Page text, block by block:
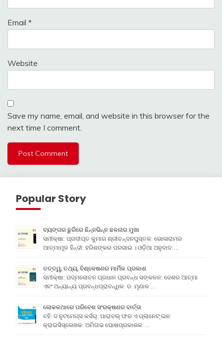
Email *
Website
Save my name, email, and website in this browser for the
next time I comment.
Popular Story
ବ୍ୟଙ୍ଗର ଛୁରିରେ ଛିନ୍ନଭିନ୍ନ ଛଳନାର ମୁଖା
ସମୀକ୍ଷା: ପ୍ରଦୀପ୍ତ କୁମାର ଶ୍ରୀଚନ୍ଦନପୁସ୍ତକ: ଭୋଳାରାମର
ଆତ୍ମାମୂଳ ହିନ୍ଦୀ: ହରିଶଙ୍କର ପରସାଇ । ଓଡ଼ିଆ ଅନୁବାଦ: …
ତତ୍ତ୍ୱ, ତଥ୍ୟ, ବିଶ୍ଳେଷଣର ମାର୍ମିକ ପ୍ରକାଶ
ସମୀକ୍ଷା: ପଦ୍ମଲୋଚନ ପ୍ରଧାନ ପ୍ରବନ୍ଧ ସଙ୍କଳନ: ଦେଶର ଆତ୍ମା
ଏବଂ ଅନ୍ୟାନ୍ୟ ପ୍ରବନ୍ଧପ୍ରାବନ୍ଧିକ: ଡ. ମୃଣାଳ …
ଲୋକକଥାରେ ପରିବେଶ ସଂରକ୍ଷଣର ବାର୍ତ୍ତା
ବହି: ଦ ନୁଟମେଗ୍ସ କର୍ସର୍: ପାରାବଲ୍ ଫର ଏ ପ୍ଲାନେଟ୍ ଇନ
କ୍ରାଇସିସ୍ଲେଖକ: ଅମିତାଭ ଘୋଷପ୍ରକାଶକ: …